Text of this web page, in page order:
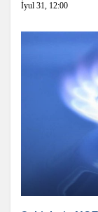
İyul 31, 12:00